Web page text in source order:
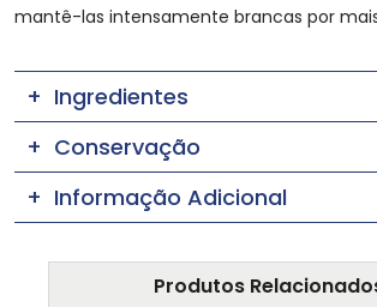
mantê-las intensamente brancas por
Ingredientes
Conservação
Informação Adicional
Produtos